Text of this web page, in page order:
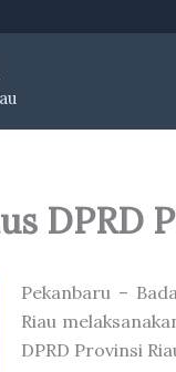
DPRD
Pekanbaru –
Riau
DPRD Provinsi